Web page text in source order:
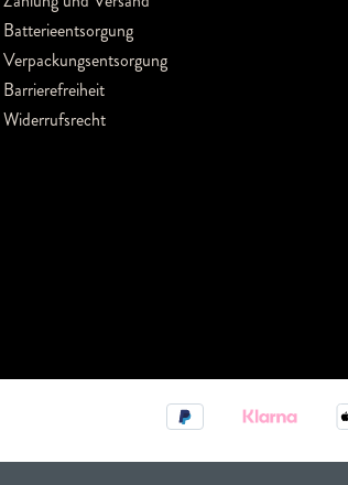
Batterieentsorgung
Verpackungsentsorgung
Barrierefreiheit
Widerrufsrecht